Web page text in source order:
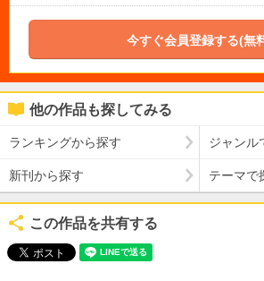
今すぐ会員登録する(無
他の作品も探してみる
ランキングから探す ジャンル
新刊から探す テーマで
この作品を共有する